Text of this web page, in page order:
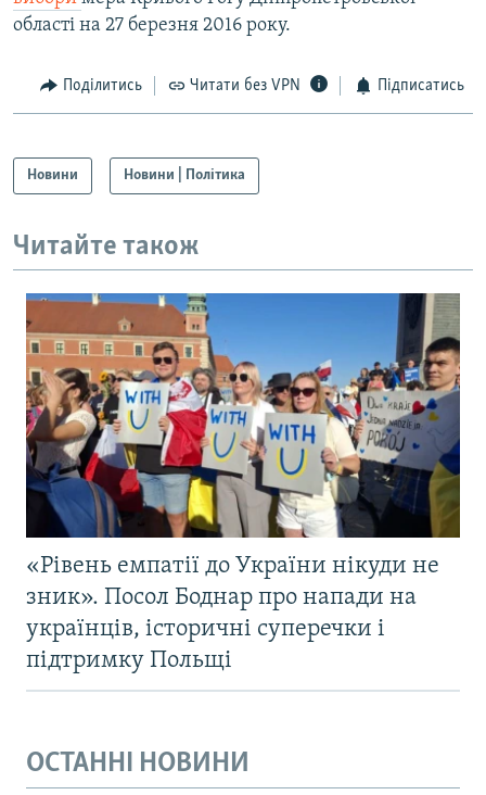
області на 27 березня 2016 року.
Поділитись Читати без VPN Підписатись
Новини Новини | Політика
Читайте також
«Рівень емпатії до України нікуди не
зник». Посол Боднар про напади на
українців, історичні суперечки і
підтримку Польщі
ОСТАННІ НОВИНИ